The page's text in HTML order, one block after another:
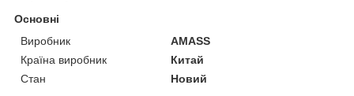
Основні
Виробник
AMASS
Країна виробник
Китай
Стан
Новий